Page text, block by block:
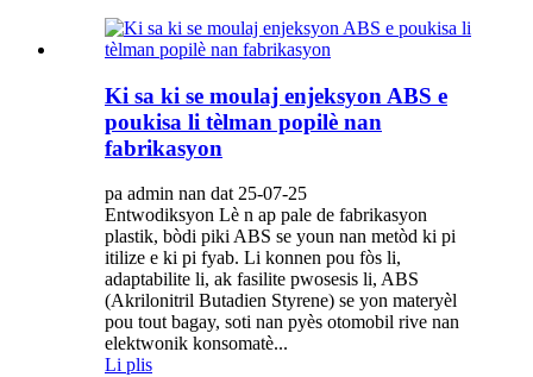
Ki sa ki se moulaj enjeksyon ABS e
poukisa li tèlman popilè nan
fabrikasyon
pa admin nan dat 25-07-25
Entwodiksyon Lè n ap pale de fabrikasyon
plastik, bòdi piki ABS se youn nan metòd ki pi
itilize e ki pi fyab. Li konnen pou fòs li,
adaptabilite li, ak fasilite pwosesis li, ABS
(Akrilonitril Butadien Styrene) se yon materyèl
pou tout bagay, soti nan pyès otomobil rive nan
elektwonik konsomatè...
Li plis